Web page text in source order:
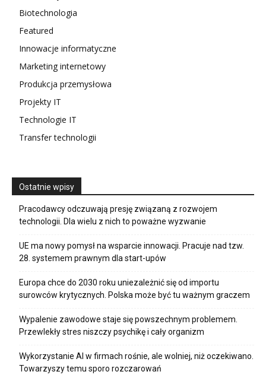
Biotechnologia
Featured
Innowacje informatyczne
Marketing internetowy
Produkcja przemysłowa
Projekty IT
Technologie IT
Transfer technologii
Ostatnie wpisy
Pracodawcy odczuwają presję związaną z rozwojem
technologii. Dla wielu z nich to poważne wyzwanie
UE ma nowy pomysł na wsparcie innowacji. Pracuje nad tzw.
28. systemem prawnym dla start-upów
Europa chce do 2030 roku uniezależnić się od importu
surowców krytycznych. Polska może być tu ważnym graczem
Wypalenie zawodowe staje się powszechnym problemem.
Przewlekły stres niszczy psychikę i cały organizm
Wykorzystanie AI w firmach rośnie, ale wolniej, niż oczekiwano.
Towarzyszy temu sporo rozczarowań